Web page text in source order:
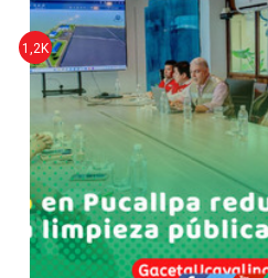
1,2K